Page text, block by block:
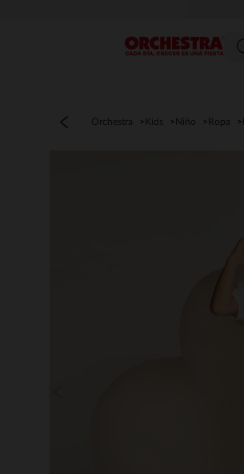
Menú
Orchestra Kids Niño Ropa